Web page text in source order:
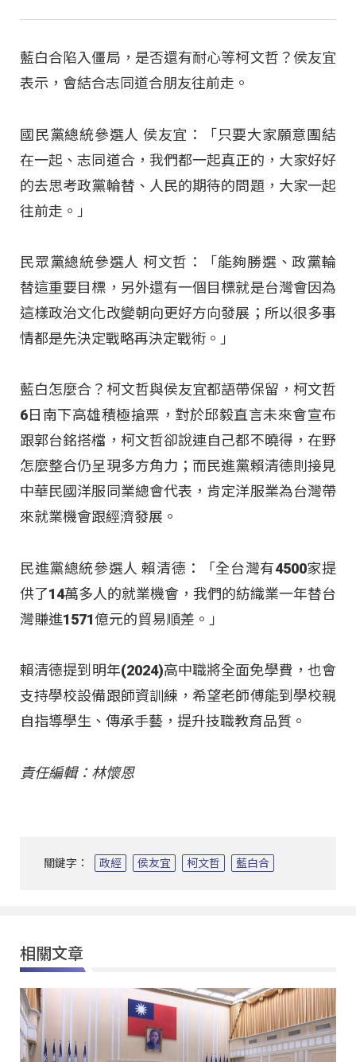
藍白合陷入僵局，是否還有耐心等柯文哲？侯友宜
表示，會結合志同道合朋友往前走。
國民黨總統參選人 侯友宜：「只要大家願意團結
在一起、志同道合，我們都一起真正的，大家好好
的去思考政黨輪替、人民的期待的問題，大家一起
往前走。」
民眾黨總統參選人 柯文哲：「能夠勝選、政黨輪
替這重要目標，另外還有一個目標就是台灣會因為
這樣政治文化改變朝向更好方向發展；所以很多事
情都是先決定戰略再決定戰術。」
藍白怎麼合？柯文哲與侯友宜都語帶保留，柯文哲
6日南下高雄積極搶票，對於邱毅直言未來會宣布
跟郭台銘搭檔，柯文哲卻說連自己都不曉得，在野
怎麼整合仍呈現多方角力；而民進黨賴清德則接見
中華民國洋服同業總會代表，肯定洋服業為台灣帶
來就業機會跟經濟發展。
民進黨總統參選人 賴清德：「全台灣有4500家提
供了14萬多人的就業機會，我們的紡織業一年替台
灣賺進1571億元的貿易順差。」
賴清德提到明年(2024)高中職將全面免學費，也會
支持學校設備跟師資訓練，希望老師傅能到學校親
自指導學生、傳承手藝，提升技職教育品質。
責任編輯：林懷恩
關鍵字： 政經 侯友宜 柯文哲 藍白合
相關文章